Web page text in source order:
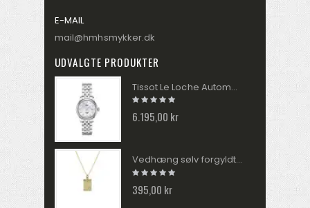
E-MAIL
mail@hmhsmykker.dk
UDVALGTE PRODUKTER
Tissot Le Loche Automatik Dame Ur T006.207.11.116.00
6.195,00 kr
Vedhæng sølv forgyldt MUNA zirkonia med kæde 2040270
395,00 kr